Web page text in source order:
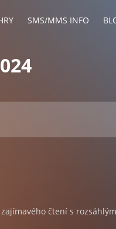
SMS/MMS INFO
čtení s rozsáhlým